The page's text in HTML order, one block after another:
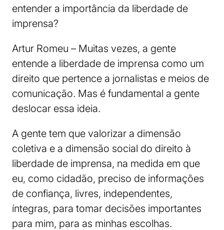
entender a importância da liberdade de
imprensa?
Artur Romeu – Muitas vezes, a gente
entende a liberdade de imprensa como um
direito que pertence a jornalistas e meios de
comunicação. Mas é fundamental a gente
deslocar essa ideia.
A gente tem que valorizar a dimensão
coletiva e a dimensão social do direito à
liberdade de imprensa, na medida em que
eu, como cidadão, preciso de informações
de confiança, livres, independentes,
íntegras, para tomar decisões importantes
para mim, para as minhas escolhas.